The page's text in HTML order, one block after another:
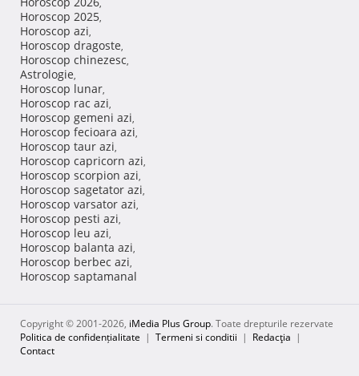
,
Horoscop 2025,
Horoscop azi,
Horoscop dragoste,
Horoscop chinezesc,
Astrologie,
Horoscop lunar,
Horoscop rac azi,
Horoscop gemeni azi,
Horoscop fecioara azi,
Horoscop taur azi,
Horoscop capricorn azi,
Horoscop scorpion azi,
Horoscop sagetator azi,
Horoscop varsator azi,
Horoscop pesti azi,
Horoscop leu azi,
Horoscop balanta azi,
Horoscop berbec azi,
Horoscop saptamanal
Copyright © 2001-2026, iMedia Plus Group. Toate drepturile rezervate
Politica de confidențialitate | Termeni si conditii | Redacţia |
Contact